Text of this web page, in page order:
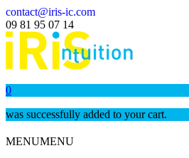
contact@iris-ic.com
09 81 95 07 14
0
was successfully added to your cart.
MENUMENU